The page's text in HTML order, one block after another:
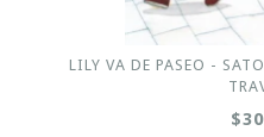
LILY VA DE PASEO -